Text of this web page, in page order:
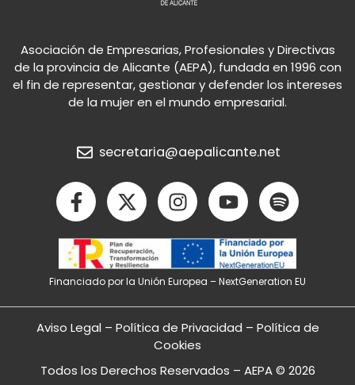
Asociación de Empresarias, Profesionales y Directivas
de la provincia de Alicante (AEPA), fundada en 1996 con
el fin de representar, gestionar y defender los intereses
de la mujer en el mundo empresarial.
secretaria@aepalicante.net
F
a
c
e
b
o
o
k
f
X
-
t
w
i
t
t
e
I
n
s
t
a
g
r
a
m
Y
o
u
t
u
b
e
S
p
o
t
i
f
y
Financiado por la Unión Europea – NextGeneration EU
Aviso Legal – Política de Privacidad – Política de
Cookies
Todos los Derechos Reservados – AEPA © 2026